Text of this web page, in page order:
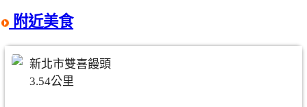
附近美食
新北市雙喜饅頭
3.54公里